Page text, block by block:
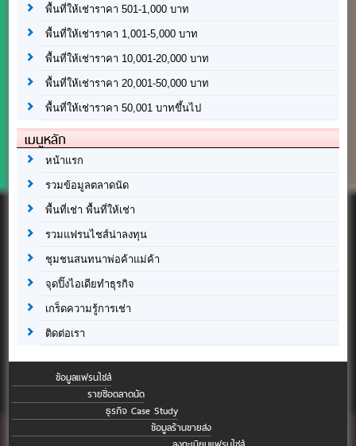
พื้นที่ให้เช่าราคา 501-1,000 บาท
พื้นที่ให้เช่าราคา 1,001-5,000 บาท
พื้นที่ให้เช่าราคา 10,001-20,000 บาท
พื้นที่ให้เช่าราคา 20,001-50,000 บาท
พื้นที่ให้เช่าราคา 50,001 บาทขึ้นไป
เมนูหลัก
หน้าแรก
รวมข้อมูลตลาดนัด
พื้นที่เช่า พื้นที่ให้เช่า
รวมแฟรนไชส์น่าลงทุน
ชุมชนสนทนาพ่อค้าแม่ค้า
จุดปิ๊งไอเดียทำธุรกิจ
เกร็ดความรู้การเช่า
ติดต่อเรา
ข้อมูลแฟรนไชส์
รายชื่อตลาดนัด
ธุรกิจ Case Study
ข้อมูลร้านขายส่ง